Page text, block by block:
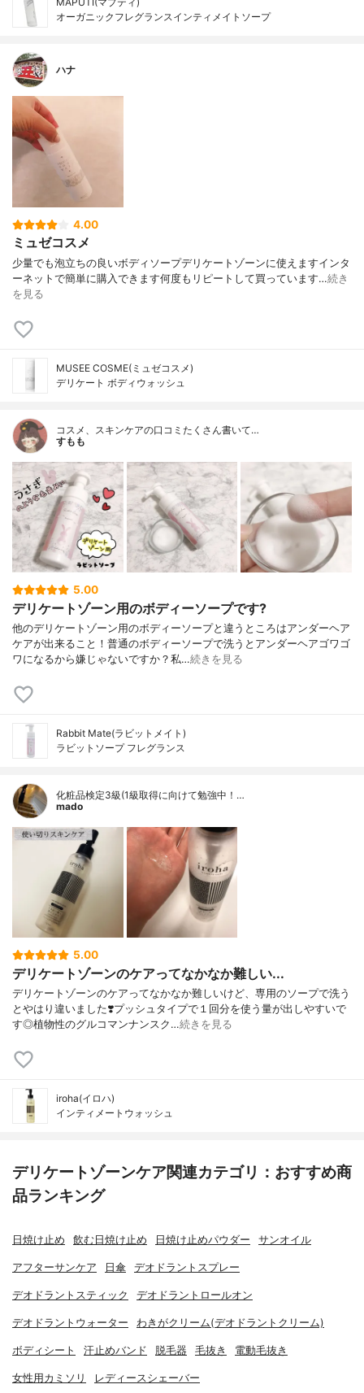
オーガニックフレグランスインティメイトソープ
ハナ
4.00
ミュゼコスメ
少量でも泡立ちの良いボディソープデリケートゾーンに使えますインタ
ーネットで簡単に購入できます何度もリピートして買っています…続き
を見る
MUSEE COSME(ミュゼコスメ)
デリケート ボディウォッシュ
コスメ、スキンケアの口コミたくさん書いて…
すもも
5.00
デリケートゾーン用のボディーソープです?
他のデリケートゾーン用のボディーソープと違うところはアンダーヘア
ケアが出来ること！普通のボディーソープで洗うとアンダーヘアゴワゴ
ワになるから嫌じゃないですか？私…続きを見る
Rabbit Mate(ラビットメイト)
ラビットソープ フレグランス
化粧品検定3級(1級取得に向けて勉強中！…
mado
5.00
デリケートゾーンのケアってなかなか難しい...
デリケートゾーンのケアってなかなか難しいけど、専用のソープで洗う
とやはり違いました❣️プッシュタイプで１回分を使う量が出しやすいで
す◎植物性のグルコマンナンスク…続きを見る
iroha(イロハ)
インティメートウォッシュ
デリケートゾーンケア関連カテゴリ：おすすめ商
品ランキング
日焼け止め 飲む日焼け止め 日焼け止めパウダー サンオイル
アフターサンケア 日傘 デオドラントスプレー
デオドラントスティック デオドラントロールオン
デオドラントウォーター わきがクリーム(デオドラントクリーム)
ボディシート 汗止めバンド 脱毛器 毛抜き 電動毛抜き
女性用カミソリ レディースシェーバー